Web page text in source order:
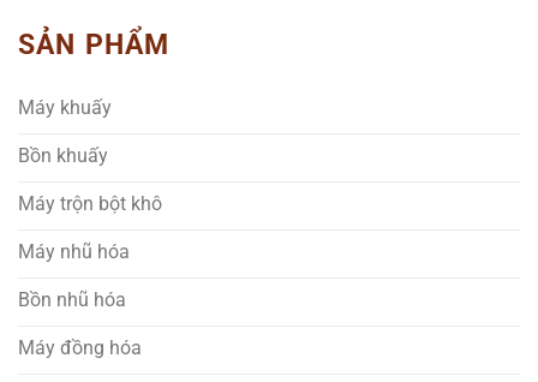
SẢN PHẨM
Máy khuấy
Bồn khuấy
Máy trộn bột khô
Máy nhũ hóa
Bồn nhũ hóa
Máy đồng hóa